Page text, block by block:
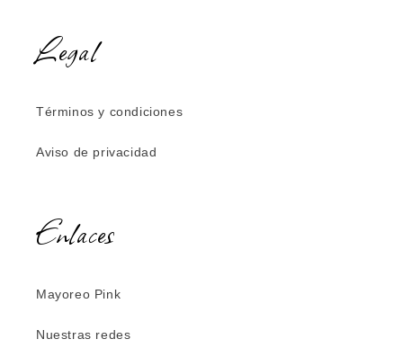
Legal
Términos y condiciones
Aviso de privacidad
Enlaces
Mayoreo Pink
Nuestras redes